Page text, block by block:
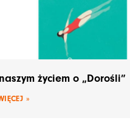
życiem o „Dorośli”
»